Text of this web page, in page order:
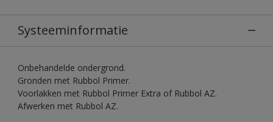
Systeeminformatie
Onbehandelde ondergrond.
Gronden met Rubbol Primer.
Voorlakken met Rubbol Primer Extra of Rubbol AZ.
Afwerken met Rubbol AZ.